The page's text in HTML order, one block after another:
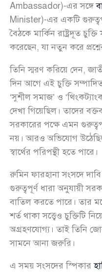
Ambassador)-এর সঙ্গে
Minister)-এর একটি
বৈঠকে মার্কিন রাষ্ট্রদূত চুক্তি
করেছেন, যা নতুন করে
তিনি স্মরণ করিয়ে দেন,
দিন আগে এই চুক্তি
‘সুশীল সমাজ’ ও
দেখা গিয়েছিল। তাদের
সরকারের পক্ষে এমন
নয়। আরও অভিযোগ
স্বার্থের পরিপন্থী হতে পারে।
রুমিন ফারহানা সংসদে
গুরুত্বপূর্ণ ধারা অনুযায়ী
বাতিল করতে পারে। তার
শর্ত থাকা সত্ত্বেও চুক্তিটি
অগ্রহণযোগ্য। তাই তিনি
সামনে আনা জরুরি।
এ সময় সংসদের স্পিকার